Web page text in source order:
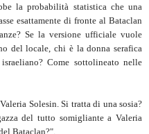
la probabilità statistica che una
esattamente di fronte al Bataclan
Se la versione ufficiale vuole
del locale, chi è la donna serafica
Come sottolineato nelle
Solesin. Si tratta di una sosia?
del tutto somigliante a Valeria
Bataclan?".